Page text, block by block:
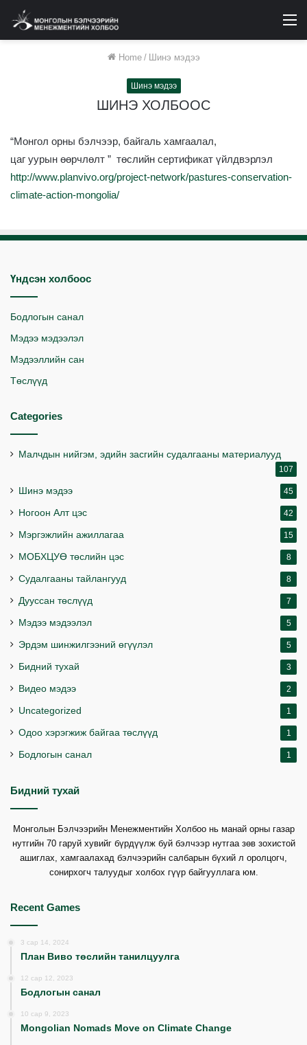
Home / Шинэ мэдээ
Шинэ мэдээ
ШИНЭ ХОЛБООС
“Монгол орны бэлчээр, байгаль хамгаалал,
цаг уурын өөрчлөлт ” төслийн сертификат үйлдвэрлэл
http://www.planvivo.org/project-network/pastures-conservation-
climate-action-mongolia/
Үндсэн холбоос
Бодлогын санал
Мэдээ мэдээлэл
Мэдээллийн сан
Төслүүд
Categories
Малчдын нийгэм, эдийн засгийн судалгааны материалууд
107
Шинэ мэдээ 45
Ногоон Алт цэс 42
Мэргэжлийн ажиллагаа 15
МОБХЦУӨ төслийн цэс 8
Судалгааны тайлангууд 8
Дууссан төслүүд 7
Мэдээ мэдээлэл 5
Эрдэм шинжилгээний өгүүлэл 5
Бидний тухай 3
Видео мэдээ 2
Uncategorized 1
Одоо хэрэгжиж байгаа төслүүд 1
Бодлогын санал 1
Бидний тухай
Монголын Бэлчээрийн Менежментийн Холбоо нь манай орны газар
нутгийн 70 гаруй хувийг бүрдүүлж буй бэлчээр нутгаа зөв зохистой
ашиглах, хамгаалахад бэлчээрийн салбарын бүхий л оролцогч,
сонирхогч талуудыг холбох гүүр байгууллага юм.
Recent Games
3 сар 14, 2024
План Виво төслийн танилцуулга
12 сар 12, 2023
Бодлогын санал
10 сар 9, 2023
Mongolian Nomads Move on Climate Change